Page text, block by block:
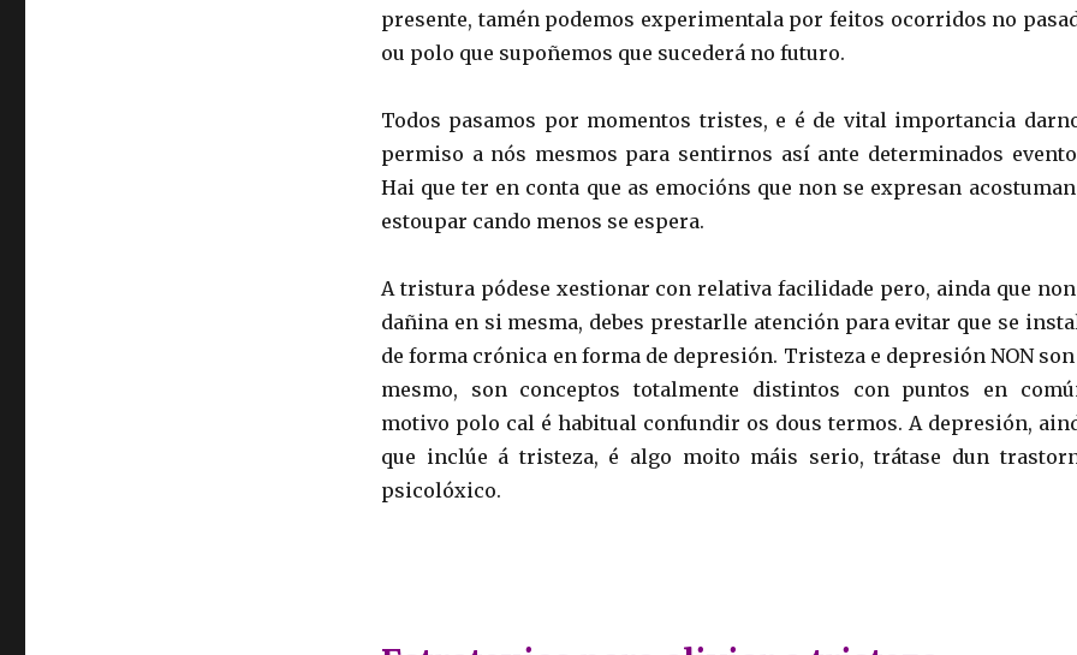
presente, tamén podemos experimentala por feitos ocorridos no
ou polo que supoñemos que sucederá no futuro.
Todos pasamos por momentos tristes, e é de vital importancia
permiso a nós mesmos para sentirnos así ante determinados
Hai que ter en conta que as emocións que non se expresan
estoupar cando menos se espera.
A tristura pódese xestionar con relativa facilidade pero, ainda que non
dañina en si mesma, debes prestarlle atención para evitar que se
de forma crónica en forma de depresión. Tristeza e depresión NON
mesmo, son conceptos totalmente distintos con puntos en
motivo polo cal é habitual confundir os dous termos. A depresión,
que inclúe á tristeza, é algo moito máis serio, trátase dun
psicolóxico.